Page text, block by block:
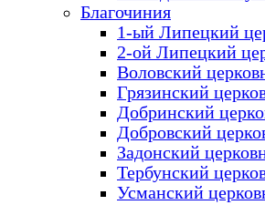
Благочиния
1-ый Липецкий
2-ой Липецкий
Воловский
Грязинский
Добринский
Добровский
Задонский
Тербунский
Усманский